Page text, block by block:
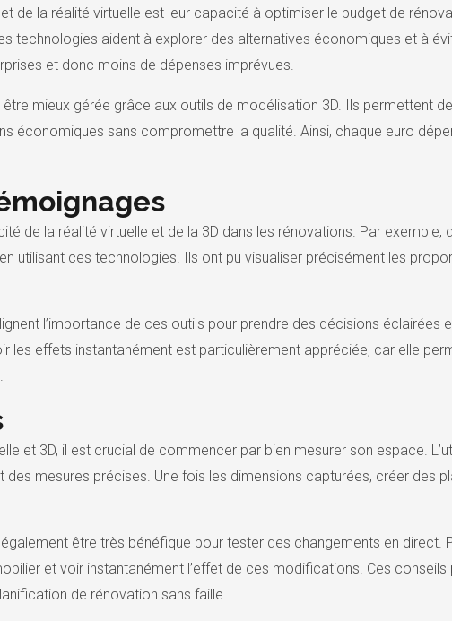
de la réalité virtuelle est leur capacité à optimiser le budget de
technologies aident à explorer des alternatives économiques et à
et donc moins de dépenses imprévues.
mieux gérée grâce aux outils de modélisation 3D. Ils permettent
économiques sans compromettre la qualité. Ainsi, chaque euro
de la réalité virtuelle et de la 3D dans les rénovations. Par exemple,
utilisant ces technologies. Ils ont pu visualiser précisément les
l’importance de ces outils pour prendre des décisions éclairées
les effets instantanément est particulièrement appréciée, car elle
et 3D, il est crucial de commencer par bien mesurer son espace.
mesures précises. Une fois les dimensions capturées, créer des
être très bénéfique pour tester des changements en
et voir instantanément l’effet de ces modifications. Ces
de rénovation sans faille.